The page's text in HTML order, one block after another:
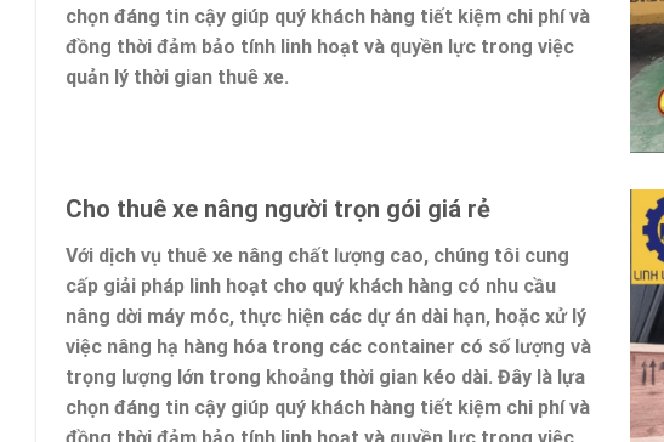
chọn đáng tin cậy giúp quý khách hàng tiết kiệm chi phí và
đồng thời đảm bảo tính linh hoạt và quyền lực trong việc
quản lý thời gian thuê xe.
Cho thuê xe nâng người trọn gói giá rẻ
Với dịch vụ thuê xe nâng chất lượng cao, chúng tôi cung
cấp giải pháp linh hoạt cho quý khách hàng có nhu cầu
nâng dời máy móc, thực hiện các dự án dài hạn, hoặc xử lý
việc nâng hạ hàng hóa trong các container có số lượng và
trọng lượng lớn trong khoảng thời gian kéo dài. Đây là lựa
chọn đáng tin cậy giúp quý khách hàng tiết kiệm chi phí và